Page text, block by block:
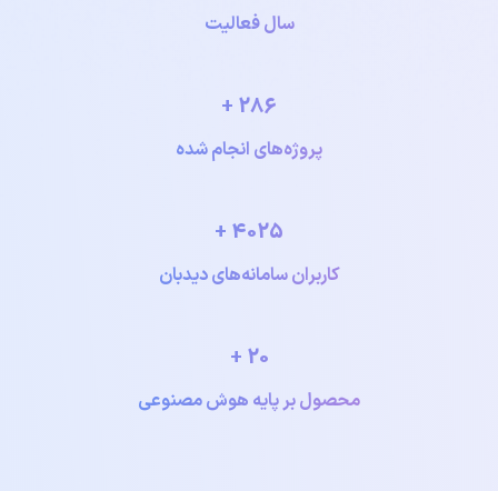
سال فعالیت
286 +
پروژه‌های انجام شده
4025 +
کاربران سامانه‌های دیدبان
20 +
محصول بر پایه هوش مصنوعی